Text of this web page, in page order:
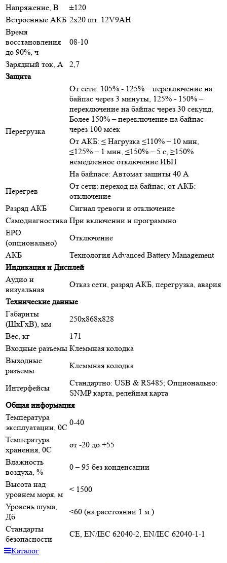
Напряжение, В
±120
Встроенные АКБ 2x20 шт. 12V9AH
Время
восстановления
до 90%, ч
08-10
Зарядный ток, А
2,7
Защита
Перегрузка
От сети: 105% - 125% – переключение на
байпас через 3 минуты, 125% - 150% –
переключение на байпас через 30 секунд,
Более 150% – переключение на байпас
через 100 мсек
От АКБ: ≤ Нагрузка ≤110% – 10 мин,
≤125% – 1 мин, ≤150% – 5 с, ≥150%
немедленное отключение ИБП
На байпасе: Автомат защиты 40 А
Перегрев
От сети: переход на байпас, от АКБ:
отключение
Разряд АКБ
Сигнал тревоги и отключение
Самодиагностика При включении и программно
EPO
(опционально)
Отключение
АКБ
Технология Advanced Battery Management
Индикация и Дисплей
Аудио и
визуальная
Отказ сети, разряд АКБ, перегрузка, авария
Технические данные
Габариты
(ШхГхВ), мм
250x868х828
Вес, кг
171
Входные разъемы Клеммная колодка
Выходные
разъемы
Клеммная колодка
Интерфейсы
Стандартно: USB & RS485; Опционально:
SNMP карта, релейная карта
Общая информация
Температура
эксплуатации, 0С
0-40
Температура
хранения, 0С
от -20 до +55
Влажность
воздуха, %
0 – 95 без конденсации
Высота над
уровнем моря, м
< 1500
Уровень шума,
Дб
<60 (на расстоянии 1 м.)
Стандарты
безопасности
CE, EN/IEC 62040-2, EN/IEC 62040-1-1
Каталог